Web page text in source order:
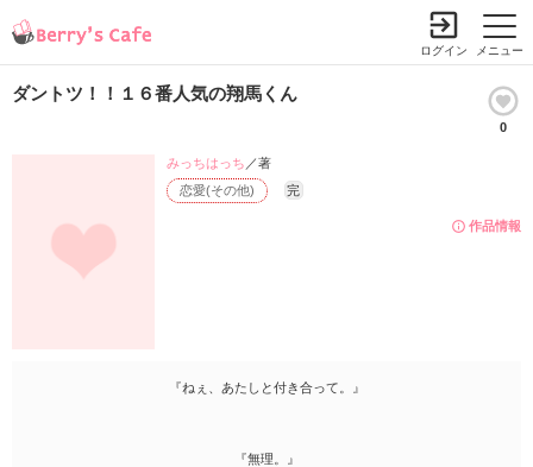
メニュー
ログイン
ダントツ！！１６番人気の翔馬くん
0
作品情報
恋愛(その他) 完
みっちはっち ／著
『ねぇ、あたしと付き合って。』
『無理。』